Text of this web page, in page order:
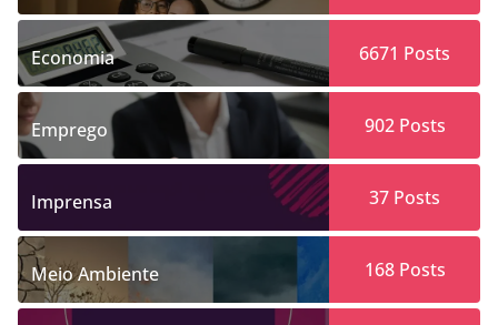
Economia 6671 Posts
Emprego 902Posts
Imprensa 37 Posts
Meio Ambiente 168Posts